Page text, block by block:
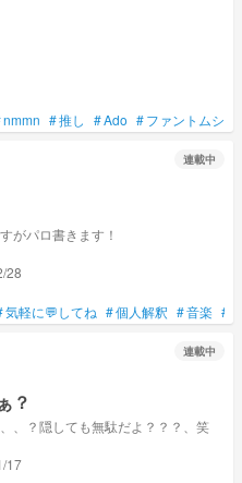
nmmn #推し #Ado #ファントムシー
連載中
がパロ書きます！
28
気軽に💬してね #個人解釈 #音楽 #
連載中
？
、？隠しても無駄だよ？？？、笑
17